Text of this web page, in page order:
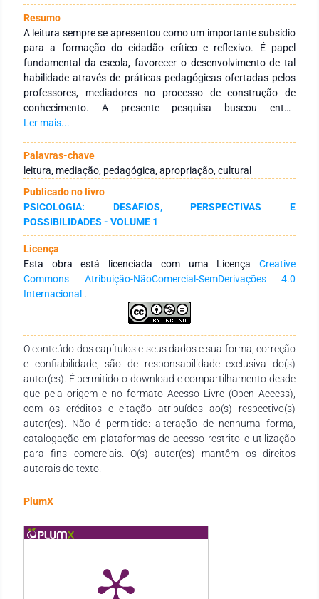
Resumo
A leitura sempre se apresentou como um importante subsídio
para a formação do cidadão crítico e reflexivo. É papel
fundamental da escola, favorecer o desenvolvimento de tal
habilidade através de práticas pedagógicas ofertadas pelos
professores, mediadores no processo de construção de
conhecimento. A presente pesquisa buscou então
compreender a importância da mediação pedagógica para a
Cultural desenvolvida por Lev Vygotsky, o qual defende que o
homem não nasce pronto, mas precisa da interação com
outros para se constituir e modificar o meio em que vive. A
pesquisa se configura como qualitativa na modalidade
estudo de caso. Nessa perspectiva, buscamos identificar
ações de mediações pedagógicas voltadas para a leitura a
partir da análise de um projeto denominado Clube de Leitores
Pérola do Mamoré, realizado no Campus da Unir de Guajará-
Mirim, projeto este que juntamente com seus colaboradores
se classificou como instrumento mediador, pois levou todos
os participantes a construírem seus próprios conhecimentos
através das experiências vivenciadas, e favoreceu ainda a
principalmente ao que se refere a habilidades de leitura.
Ler mais...
Palavras-chave
leitura, mediação, pedagógica, apropriação, cultural
Publicado no livro
PSICOLOGIA: DESAFIOS, PERSPECTIVAS E
POSSIBILIDADES - VOLUME 1
Licença
Esta obra está licenciada com uma Licença Creative
Commons Atribuição-NãoComercial-SemDerivações 4.0
Internacional .
O conteúdo dos capítulos e seus dados e sua forma, correção
e confiabilidade, são de responsabilidade exclusiva do(s)
autor(es). É permitido o download e compartilhamento desde
que pela origem e no formato Acesso Livre (Open Access),
com os créditos e citação atribuídos ao(s) respectivo(s)
autor(es). Não é permitido: alteração de nenhuma forma,
catalogação em plataformas de acesso restrito e utilização
para fins comerciais. O(s) autor(es) mantêm os direitos
autorais do texto.
PlumX